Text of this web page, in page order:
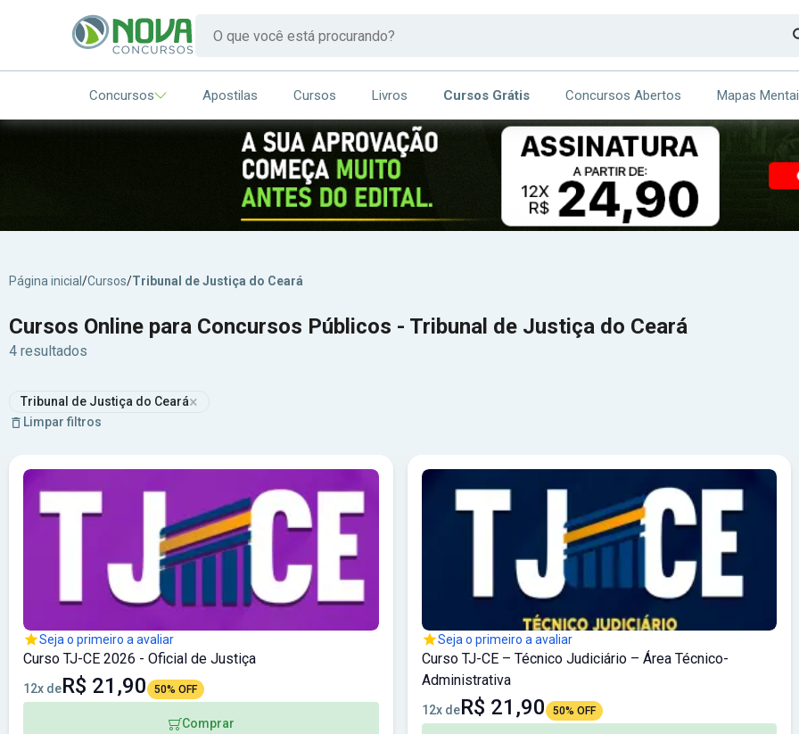
Concursos Apostilas Cursos Livros Cursos Grátis Concursos Abertos Mapas
Página inicial /Cursos/Tribunal de Justiça do Ceará
Cursos Online para Concursos Públicos - Tribunal de Justiça do Ceará
4 resultados
Tribunal de Justiça do Ceará×
Limpar filtros
Seja o primeiro a avaliar
Curso TJ-CE 2026 - Oficial de Justiça
12x deR$ 21,90 50% OFF
Comprar
Seja o primeiro a avaliar
Curso TJ-CE – Técnico Judiciário – Área Técnico-
Administrativa
12x deR$ 21,90 50% OFF